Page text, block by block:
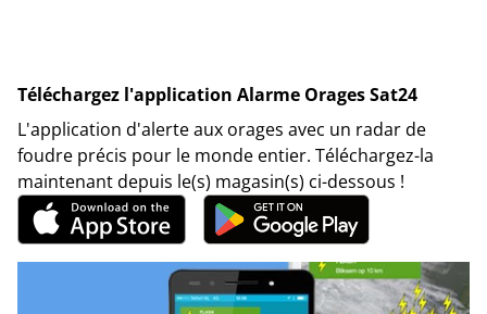
Téléchargez l'application Alarme Orages Sat24
L'application d'alerte aux orages avec un radar de
foudre précis pour le monde entier. Téléchargez-la
maintenant depuis le(s) magasin(s) ci-dessous !